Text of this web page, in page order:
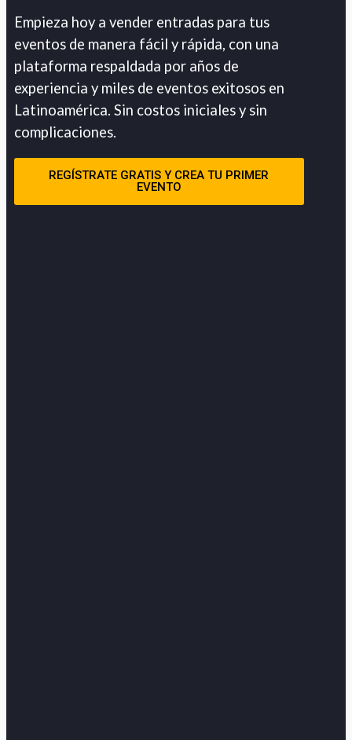
Empieza hoy a vender entradas para tus
eventos de manera fácil y rápida, con una
plataforma respaldada por años de
experiencia y miles de eventos exitosos en
Latinoamérica. Sin costos iniciales y sin
complicaciones.
REGÍSTRATE GRATIS Y CREA TU PRIMER
EVENTO